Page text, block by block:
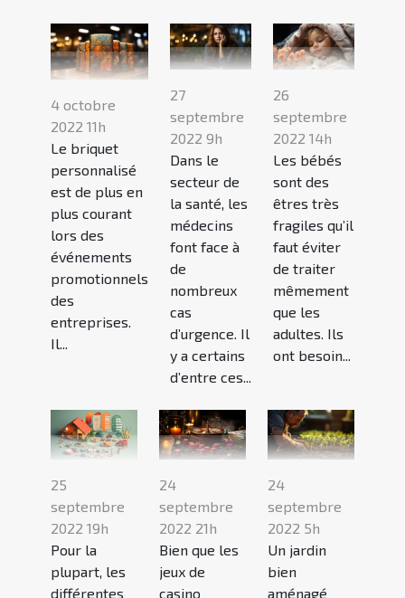
4 octobre
2022 11h
Le briquet
personnalisé
est de plus en
plus courant
lors des
événements
promotionnels
des
entreprises.
Il...
27
septembre
2022 9h
Dans le
secteur de
la santé, les
médecins
font face à
de
nombreux
cas
d’urgence. Il
y a certains
d’entre ces...
26
septembre
2022 14h
Les bébés
sont des
êtres très
fragiles qu’il
faut éviter
de traiter
mêmement
que les
adultes. Ils
ont besoin...
25
septembre
2022 19h
Pour la
plupart, les
différentes
24
septembre
2022 21h
Bien que les
jeux de
casino
24
septembre
2022 5h
Un jardin
bien
aménagé